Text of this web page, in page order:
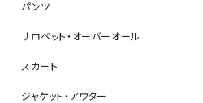
パンツ
サロペット・オーバーオール
スカート
ジャケット・アウター